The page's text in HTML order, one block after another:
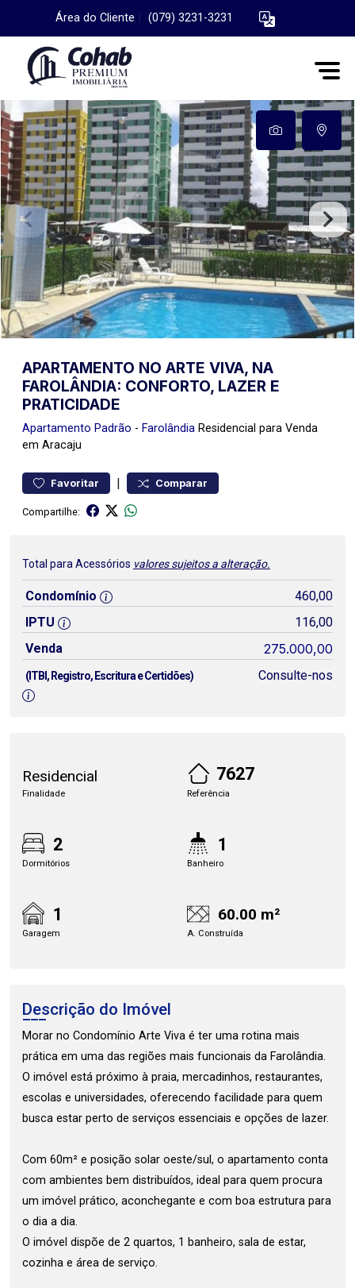
Área do Cliente (079) 3231-3231
APARTAMENTO NO ARTE VIVA, NA
FAROLÂNDIA: CONFORTO, LAZER E
PRATICIDADE
Apartamento Padrão - Farolândia Residencial para Venda
em Aracaju
Favoritar | Comparar
Compartilhe:
Total para Acessórios valores sujeitos a alteração.
Condomínio
460,00
IPTU
116,00
Venda
275.000,00
(ITBI, Registro, Escritura e Certidões) Consulte-nos
Residencial
Finalidade
7627
Referência
2
Dormitórios
1
Banheiro
1
Garagem
60.00 m²
A. Construída
Descrição do Imóvel
Morar no Condomínio Arte Viva é ter uma rotina mais
prática em uma das regiões mais funcionais da Farolândia.
O imóvel está próximo à praia, mercadinhos, restaurantes,
escolas e universidades, oferecendo facilidade para quem
busca estar perto de serviços essenciais e opções de lazer.
Com 60m² e posição solar oeste/sul, o apartamento conta
com ambientes bem distribuídos, ideal para quem procura
um imóvel prático, aconchegante e com boa estrutura para
o dia a dia.
O imóvel dispõe de 2 quartos, 1 banheiro, sala de estar,
cozinha e área de serviço.